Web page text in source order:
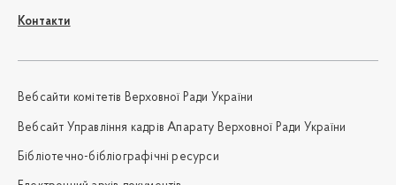
Контакти
Вебсайти комітетів Верховної Ради України
Вебсайт Управління кадрів Апарату Верховної Ради України
Бібліотечно-бібліографічні ресурси